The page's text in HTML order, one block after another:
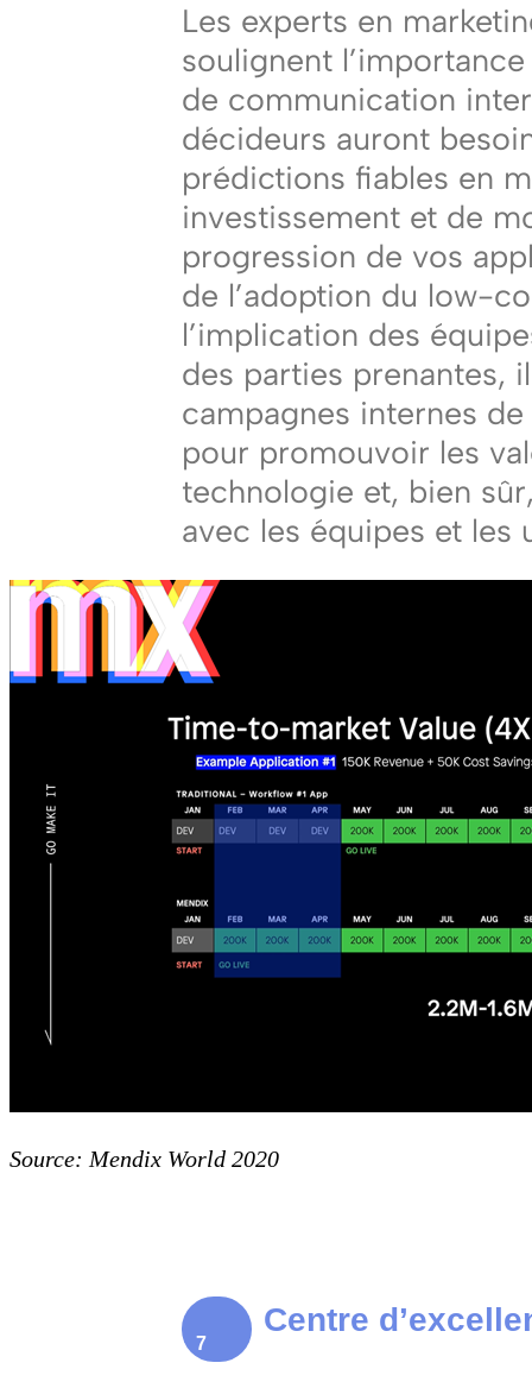
Les experts en
soulignent
de communication
décideurs auront
prédictions fiables en
investissement et de
progression de vos
de l’adoption du low-
l’implication des
des parties prenantes,
campagnes internes
pour promouvoir les
technologie et, bien
avec les équipes et les
Source: Mendix World 2020
7
Centre